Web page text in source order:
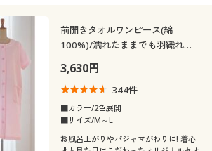
前開きタオルワンピース(綿
100%)/濡れたままでも羽織れる
3,630円
344件
■カラー/2色展開
■サイズ/M～L
お風呂上がりやパジャマがわりに! 着心